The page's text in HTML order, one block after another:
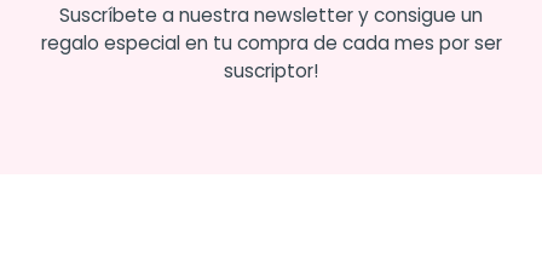
Suscríbete a nuestra newsletter y consigue un
regalo especial en tu compra de cada mes por ser
suscriptor!